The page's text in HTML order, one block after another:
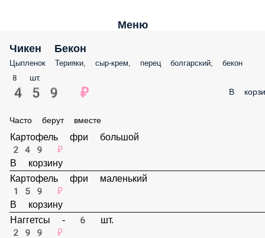
Меню
Чикен Бекон
Цыпленок Терияки, сыр-крем, перец болгарский, бекон
8 шт.
459 ₽ В
Часто берут вместе
Картофель фри большой
249 ₽
В корзину
Картофель фри маленький
159 ₽
В корзину